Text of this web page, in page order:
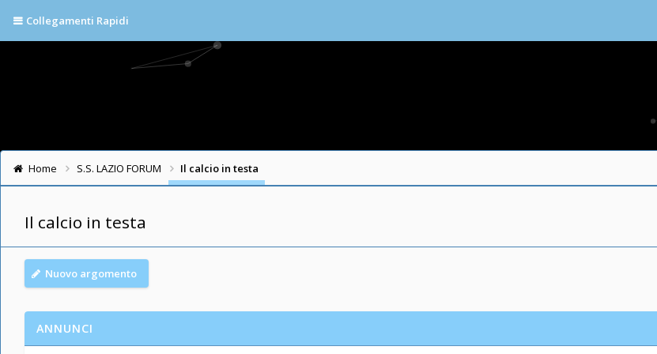
Collegamenti Rapidi
Home S.S. LAZIO FORUM Il calcio in testa
Il calcio in testa
Nuovo argomento
ANNUNCI